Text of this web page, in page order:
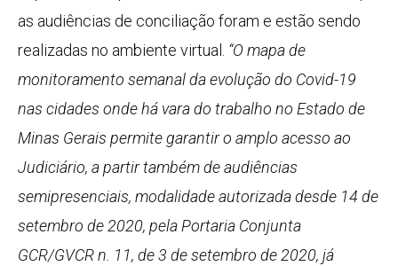
as audiências de conciliação foram e estão sendo
realizadas no ambiente virtual. “O mapa de
monitoramento semanal da evolução do Covid-19
nas cidades onde há vara do trabalho no Estado de
Minas Gerais permite garantir o amplo acesso ao
Judiciário, a partir também de audiências
semipresenciais, modalidade autorizada desde 14 de
setembro de 2020, pela Portaria Conjunta
GCR/GVCR n. 11, de 3 de setembro de 2020, já